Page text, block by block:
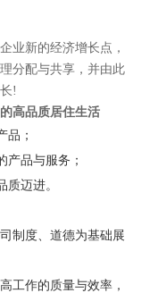
业新的经济增长点，
分配与共享，并由此
!
高品质居住生活
品；
产品与服务；
迈进。
制度、道德为基础展
工作的质量与效率，